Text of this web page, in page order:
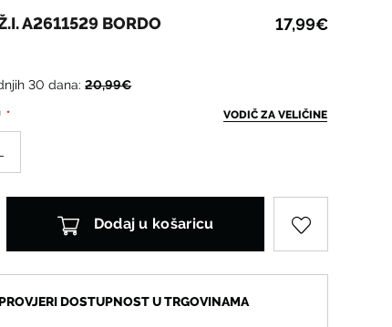
A2611529 BORDO 17,99€
30 dana:20,99€
VODIČ ZA VELIČINE
Dodaj u košaricu
PROVJERI DOSTUPNOST U TRGOVINAMA